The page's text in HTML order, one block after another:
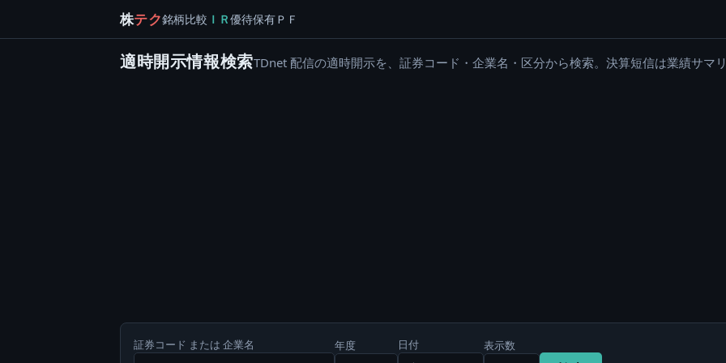
株テク銘柄比較 ＩＲ優待保有ＰＦ
適時開示情報検索TDnet 配信の適時開示を、証券コード・企業名・区分から検索。決算短信は業績サマ
証券コード または 企業名 年度 日付 表示数